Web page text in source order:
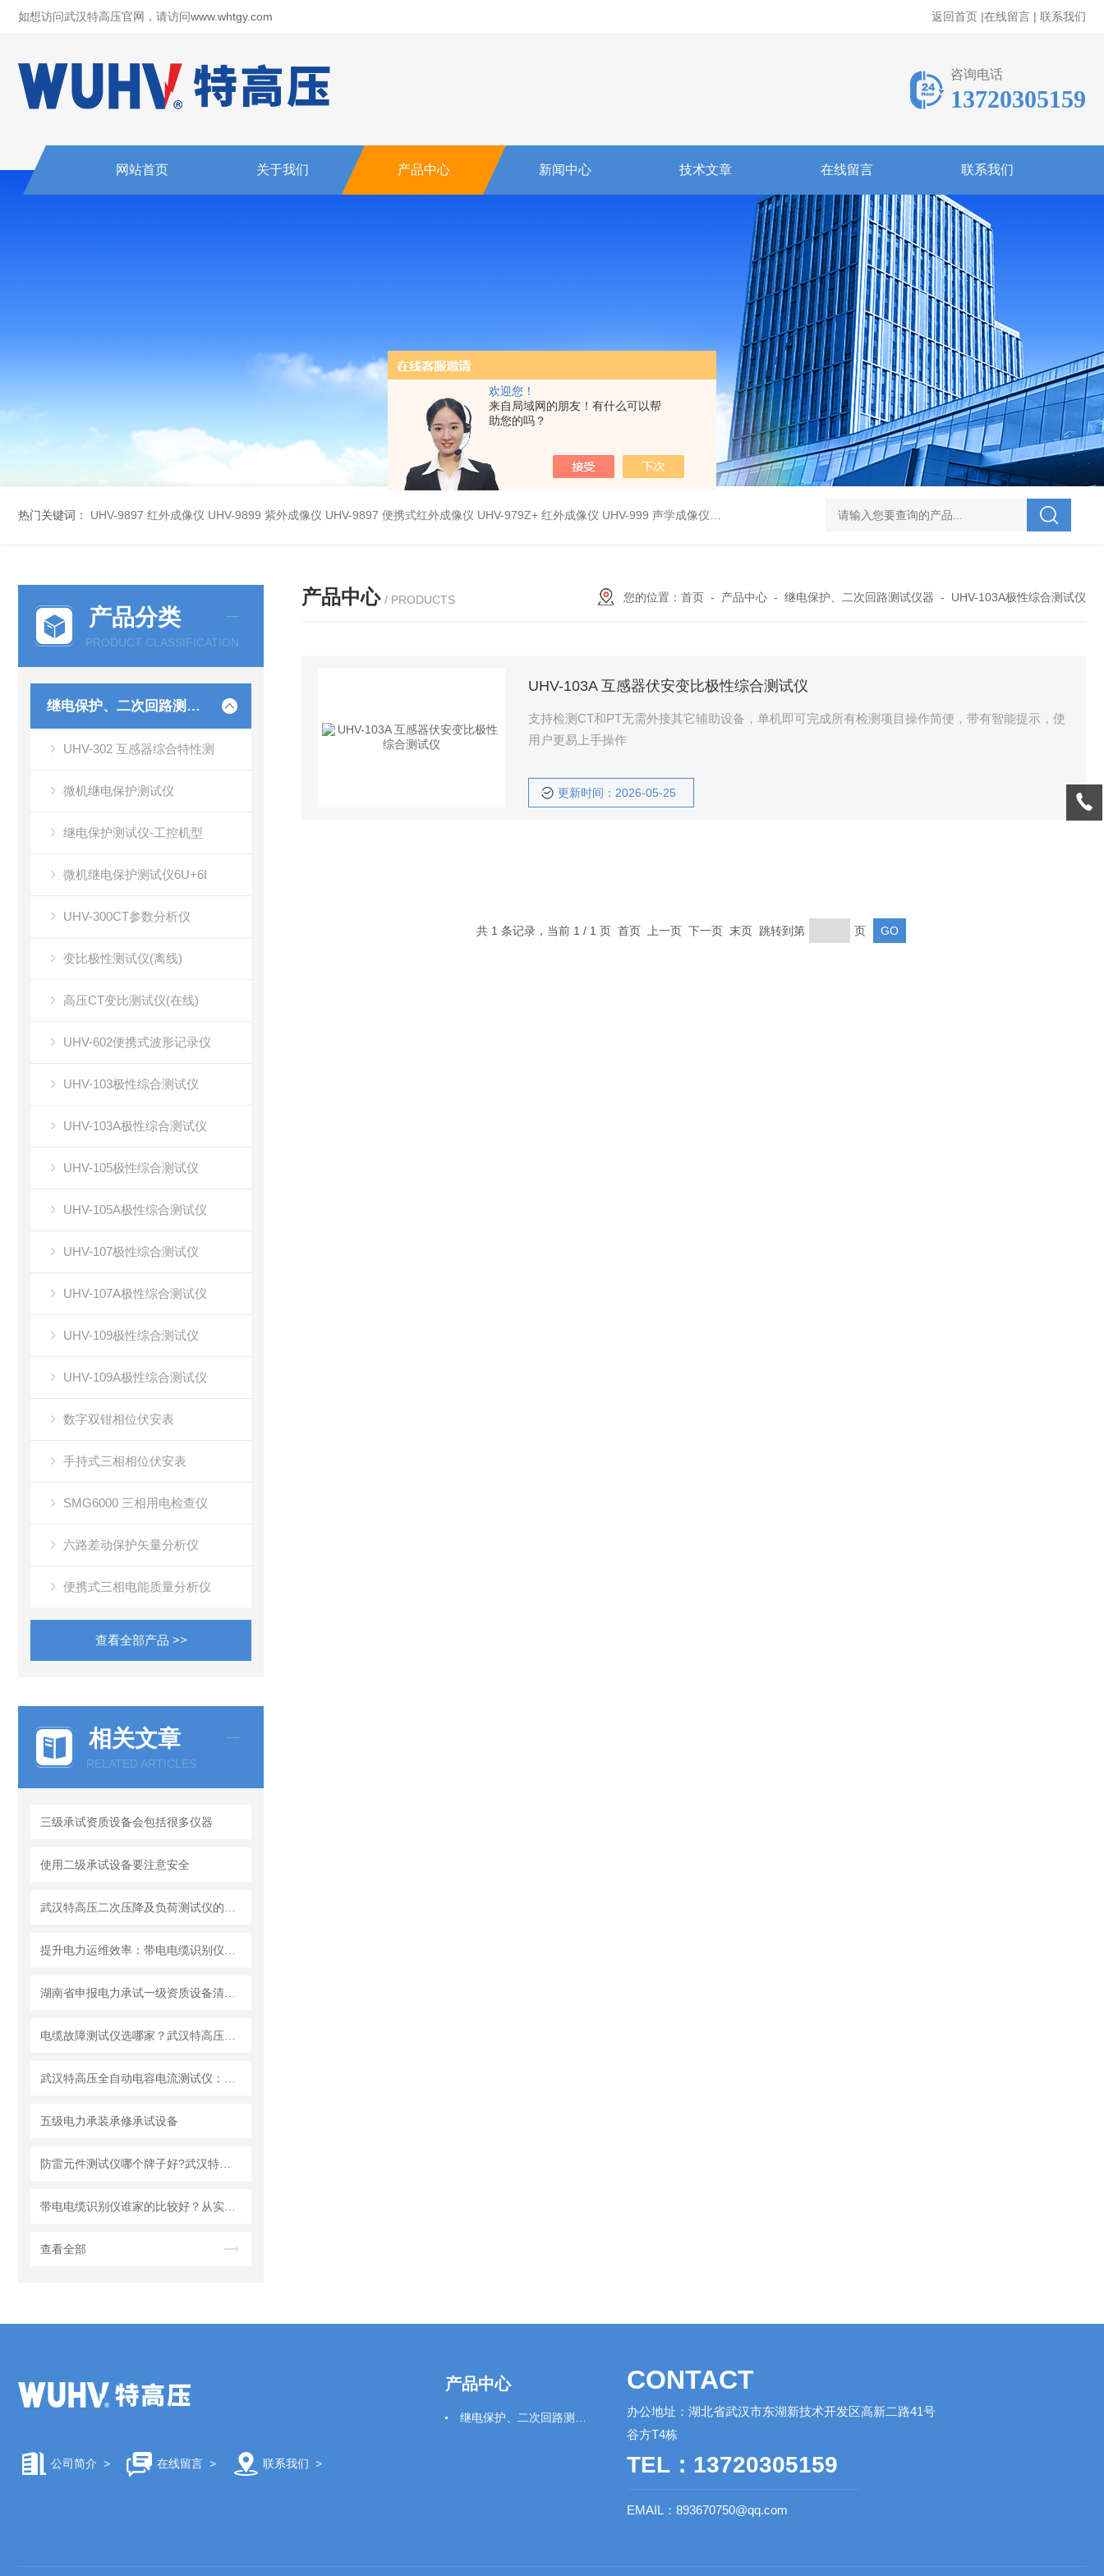
欢迎您！
来自局域网的朋友！有什么可以帮
助您的吗？
如想访问武汉特高压官网，请访问www.whtgy.com 返回首页 |在线留言 | 联系我们
咨询电话
13720305159
网站首页 关于我们 产品中心 新闻中心 技术文章 在线留言 联系我们
热门关键词： UHV-9897 红外成像仪 UHV-9899 紫外成像仪 UHV-9897 便携式红外成像仪 UHV-979Z+ 红外成像仪 UHV-999 声学成像仪 UHV-995 电力综合试验车 UHV-701 级差配合测试仪 UHV-646 全自动水溶
产品分类
PRODUCT CLASSIFICATION
继电保护、二次回路测试仪器
UHV-302 互感器综合特性测
微机继电保护测试仪
继电保护测试仪-工控机型
微机继电保护测试仪6U+6I
UHV-300CT参数分析仪
变比极性测试仪(离线)
高压CT变比测试仪(在线)
UHV-602便携式波形记录仪
UHV-103极性综合测试仪
UHV-103A极性综合测试仪
UHV-105极性综合测试仪
UHV-105A极性综合测试仪
UHV-107极性综合测试仪
UHV-107A极性综合测试仪
UHV-109极性综合测试仪
UHV-109A极性综合测试仪
数字双钳相位伏安表
手持式三相相位伏安表
SMG6000 三相用电检查仪
六路差动保护矢量分析仪
便携式三相电能质量分析仪
查看全部产品 >>
相关文章
RELATED ARTICLES
三级承试资质设备会包括很多仪器
使用二级承试设备要注意安全
五级电力承装承修承试设备
查看全部
产品中心 / PRODUCTS 您的位置： 首页 - 产品中心 - 继电保护、二次回路测试仪器 - UHV-103A极性综合测试仪
UHV-103A 互感器伏安变比极性综合测试仪
支持检测CT和PT无需外接其它辅助设备，单机即可完成所有检测项目操作简便，带有智能提示，使
用户更易上手操作
更新时间：2026-05-25
共 1 条记录，当前 1 / 1 页 首页 上一页 下一页 末页 跳转到第 页
公司简介 > 在线留言> 联系我们 >
产品中心 CONTACT
办公地址：湖北省武汉市东湖新技术开发区高新二路41号
谷方T4栋
TEL：13720305159
EMAIL：893670750@qq.com